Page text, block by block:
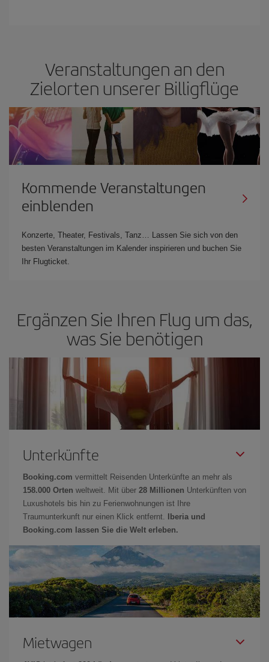
Veranstaltungen an den
Zielorten unserer Billigflüge
Kommende Veranstaltungen
einblenden
Konzerte, Theater, Festivals, Tanz… Lassen Sie sich von den
besten Veranstaltungen im Kalender inspirieren und buchen Sie
Ihr Flugticket.
Ergänzen Sie Ihren Flug um das,
was Sie benötigen
Unterkünfte
Booking.com vermittelt Reisenden Unterkünfte an mehr als
158.000 Orten weltweit. Mit über 28 Millionen Unterkünften von
Luxushotels bis hin zu Ferienwohnungen ist Ihre
Traumunterkunft nur einen Klick entfernt.
Iberia und
Booking.com lassen Sie die Welt erleben.
Mietwagen